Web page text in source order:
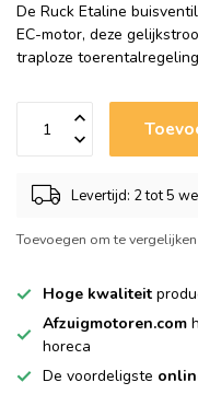
De Ruck Etaline
EC-motor, deze
traploze
Levertijd: 2 tot 5
Toevoegen om te vergelijken
Hoge kwaliteit
Afzuigmotoren.com
horeca
De voordeligste